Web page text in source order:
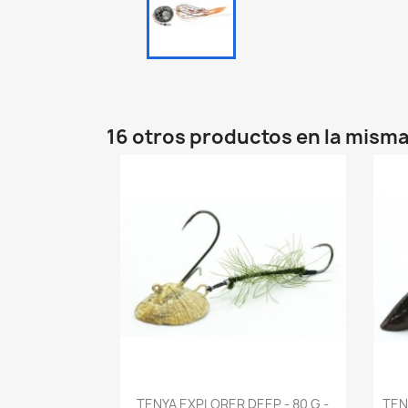
16 otros productos en la
Vista rápida
TENYA EXPLORER DEEP - 80 G -